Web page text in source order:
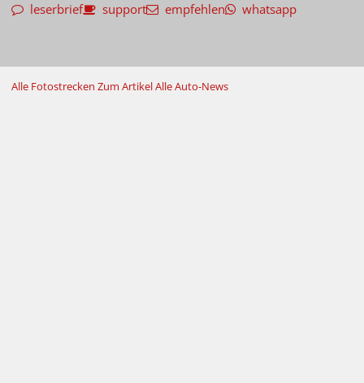
leserbrief support empfehlen whatsapp
Alle Fotostrecken Zum ArtikelAlle Auto-News